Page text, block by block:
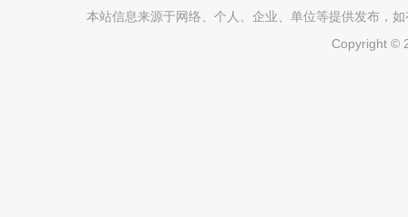
本站信息来源于网络、个人、企业、单位等提供发布，
Copyright ©